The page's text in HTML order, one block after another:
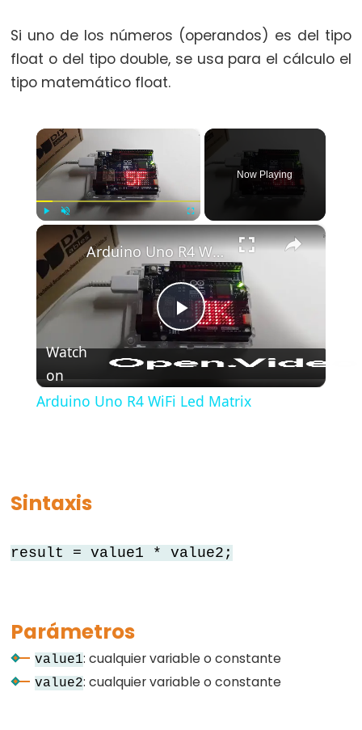
Further
Syntax
block
comment
curly
braces
#define
#include
semicolon
single
Data
boolean
char
double
Si uno de los números (operandos) es del tipo
float o del tipo double, se usa para el cálculo el
tipo matemático float.
Unmute
Now Playing
×
Play
Arduino Uno R4 WiFi Led Matrix
Watch
on
Arduino Uno R4 WiFi Led Matrix
Sintaxis
result = value1 * value2;
Parámetros
value1: cualquier variable o constante
value2: cualquier variable o constante